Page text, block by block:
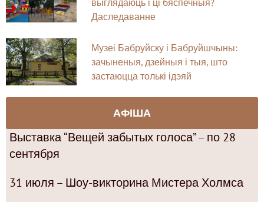
Даследаванне
Музеі Бабруйску і Бабруйшчыны:
зачыненыя, дзейныя і тыя, што
застаюцца толькі ідэяй
АФІША
Выставка “Вещей забытых голоса” – по 28
сентября
31 июля – Шоу-викторина Мистера Холмса